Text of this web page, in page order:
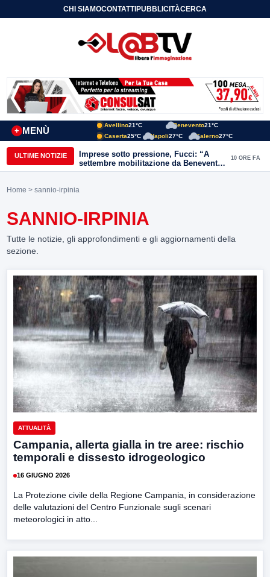
CHI SIAMOCONTATTIPUBBLICITÀCERCA
MENÙ
+
Avellino21°C Benevento21°C
Caserta25°C Napoli27°C Salerno27°C
ULTIME NOTIZIE
Imprese sotto pressione, Fucci: “A
settembre mobilitazione da Benevento
e Avellino”
10 ORE FA
Home > sannio-irpinia
SANNIO-IRPINIA
Tutte le notizie, gli approfondimenti e gli aggiornamenti della
sezione.
ATTUALITÀ
Campania, allerta gialla in tre aree: rischio
temporali e dissesto idrogeologico
16 GIUGNO 2026
La Protezione civile della Regione Campania, in considerazione
delle valutazioni del Centro Funzionale sugli scenari
meteorologici in atto...